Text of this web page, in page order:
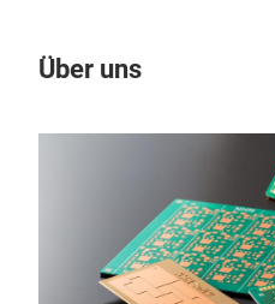
Über uns